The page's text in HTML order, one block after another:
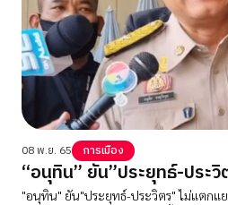
08 พ.ย. 65 การเมือง
“อนุทิน” ยัน”ประยุทธ์-ประ
"อนุทิน" ยัน"ประยุทธ์-ประวิตร" ไม่แตกแย